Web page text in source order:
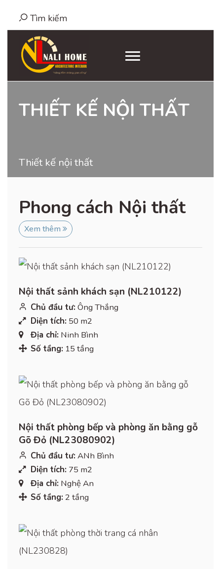
Tìm kiếm
THIẾT KẾ NỘI THẤT
Thiết kế nội thất
Phong cách Nội thất
Xem thêm
Nội thất sảnh khách sạn (NL210122)
Chủ đầu tư: Ông Thắng
Diện tích: 50 m2
Địa chỉ: Ninh Bình
Số tầng: 15 tầng
Nội thất phòng bếp và phòng ăn bằng gỗ
Gõ Đỏ (NL23080902)
Chủ đầu tư: ANh Bình
Diện tích: 75 m2
Địa chỉ: Nghệ An
Số tầng: 2 tầng